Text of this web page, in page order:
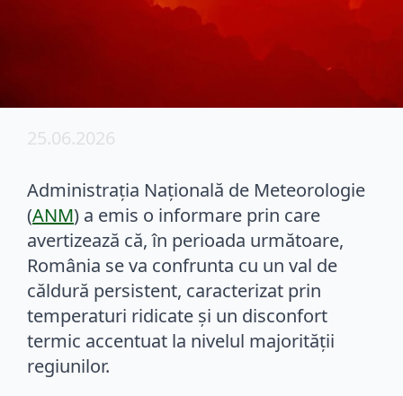
25.06.2026
Administrația Națională de Meteorologie
(ANM) a emis o informare prin care
avertizează că, în perioada următoare,
România se va confrunta cu un val de
căldură persistent, caracterizat prin
temperaturi ridicate și un disconfort
termic accentuat la nivelul majorității
regiunilor.